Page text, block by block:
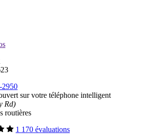
2950
sur votre téléphone intelligent
Rd)
routières
1 170 évaluations